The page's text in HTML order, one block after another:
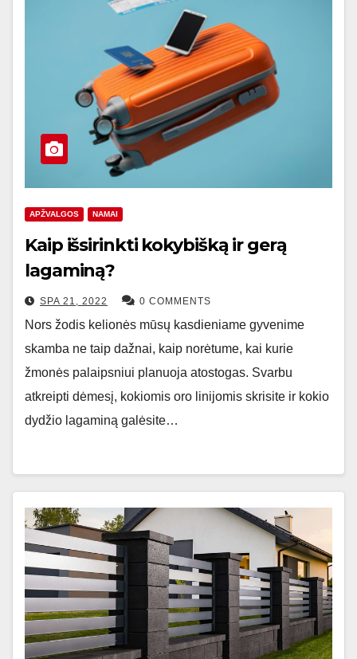
APŽVALGOS NAMAI
Kaip išsirinkti kokybišką ir gerą
lagaminą?
SPA 21, 2022 0 COMMENTS
Nors žodis kelionės mūsų kasdieniame gyvenime
skamba ne taip dažnai, kaip norėtume, kai kurie
žmonės palaipsniui planuoja atostogas. Svarbu
atkreipti dėmesį, kokiomis oro linijomis skrisite ir kokio
dydžio lagaminą galėsite…